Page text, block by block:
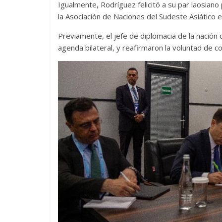
Igualmente, Rodríguez felicitó a su par
la Asociación de Naciones del Sudeste Asiático
Previamente, el jefe de diplomacia de la
agenda bilateral, y reafirmaron la voluntad de